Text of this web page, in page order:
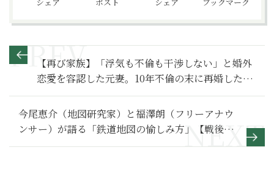
【再び家族】「浮気も不倫も干渉しない」と婚外
恋愛を容認した元妻。10年不倫の末に再婚した現
妻の変化とは～その１～
今尾恵介（地図研究家）と福澤朗（フリーアナウ
ンサー）が語る「鉄道地図の愉しみ方」【戦後
編】